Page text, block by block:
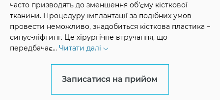
часто призводять до зменшення об’єму кісткової
тканини. Процедуру імплантації за подібних умов
провести неможливо, знадобиться кісткова пластика –
синус-ліфтинг. Це хірургічне втручання, що
передбачає... Читати далі
Записатися на прийом